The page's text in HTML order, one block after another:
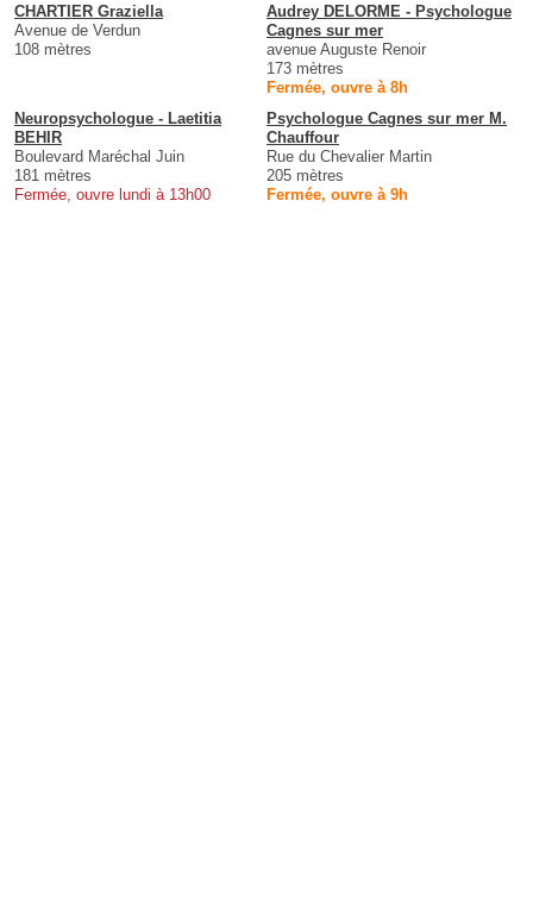
CHARTIER Graziella
Avenue de Verdun
108 mètres
Audrey DELORME - Psychologue
Cagnes sur mer
avenue Auguste Renoir
173 mètres
Fermée, ouvre à 8h
Neuropsychologue - Laetitia
BEHIR
Boulevard Maréchal Juin
181 mètres
Fermée, ouvre lundi à 13h00
Psychologue Cagnes sur mer M.
Chauffour
Rue du Chevalier Martin
205 mètres
Fermée, ouvre à 9h